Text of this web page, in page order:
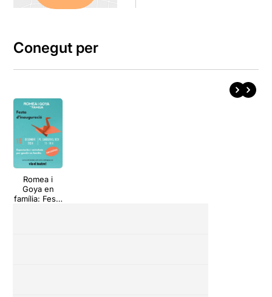
Conegut per
Romea i
Goya en
família: Festa